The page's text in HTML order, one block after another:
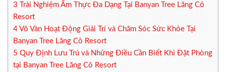
3 Trải Nghiệm Ẩm Thực Đa Dạng Tại Banyan Tree Lăng Cô
Resort
4 Vô Vàn Hoạt Động Giải Trí và Chăm Sóc Sức Khỏe Tại
Banyan Tree Lăng Cô Resort
5 Quy Định Lưu Trú và Những Điều Cần Biết Khi Đặt Phòng
tại Banyan Tree Lăng Cô Resort